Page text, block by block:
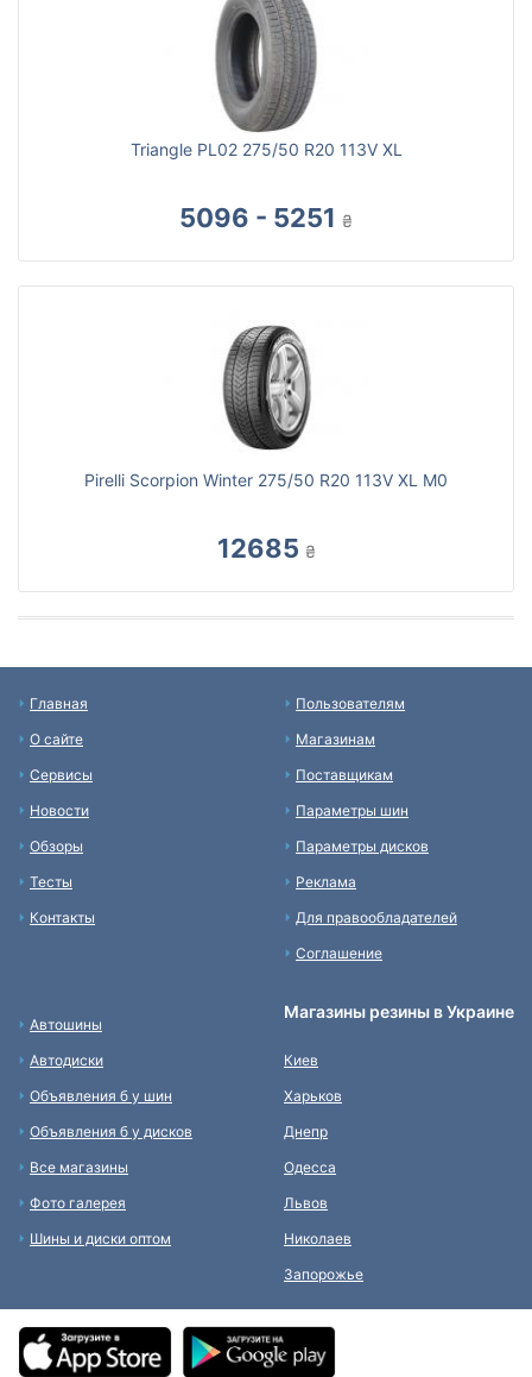
Triangle PL02 275/50 R20 113V XL
5096 - 5251 ₴
Pirelli Scorpion Winter 275/50 R20 113V XL M0
12685 ₴
Главная
О сайте
Сервисы
Новости
Обзоры
Тесты
Контакты
Пользователям
Магазинам
Поставщикам
Параметры шин
Параметры дисков
Реклама
Для правообладателей
Соглашение
Автошины
Автодиски
Объявления б у шин
Объявления б у дисков
Все магазины
Фото галерея
Шины и диски оптом
Магазины резины в Украине
Киев
Харьков
Днепр
Одесса
Львов
Николаев
Запорожье